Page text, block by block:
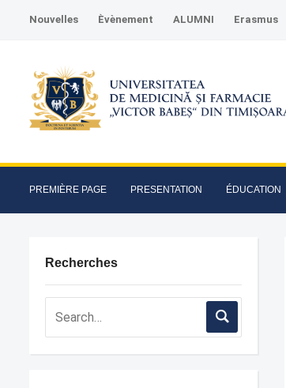
Nouvelles Èvènement ALUMNI Erasmus
PREMIÈRE PAGE PRESENTATION ÉDUCATION
Recherches